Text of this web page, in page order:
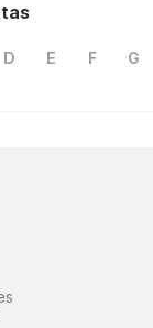
D E F G